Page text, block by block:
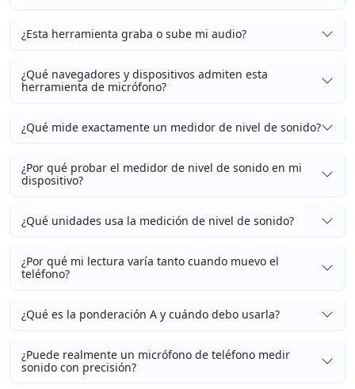
¿Esta herramienta graba o sube mi audio?
¿Qué navegadores y dispositivos admiten esta
herramienta de micrófono?
¿Qué mide exactamente un medidor de nivel de sonido?
¿Por qué probar el medidor de nivel de sonido en mi
dispositivo?
¿Qué unidades usa la medición de nivel de sonido?
¿Por qué mi lectura varía tanto cuando muevo el
teléfono?
¿Qué es la ponderación A y cuándo debo usarla?
¿Puede realmente un micrófono de teléfono medir
sonido con precisión?